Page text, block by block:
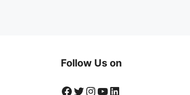
Follow Us on
Facebook
Twitter
Instagram
YouTube
LinkedIn